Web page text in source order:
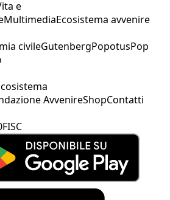
e
MultimediaEcosistema avvenire
civileGutenbergPopotusPop
AvvenireShopContatti
FISC